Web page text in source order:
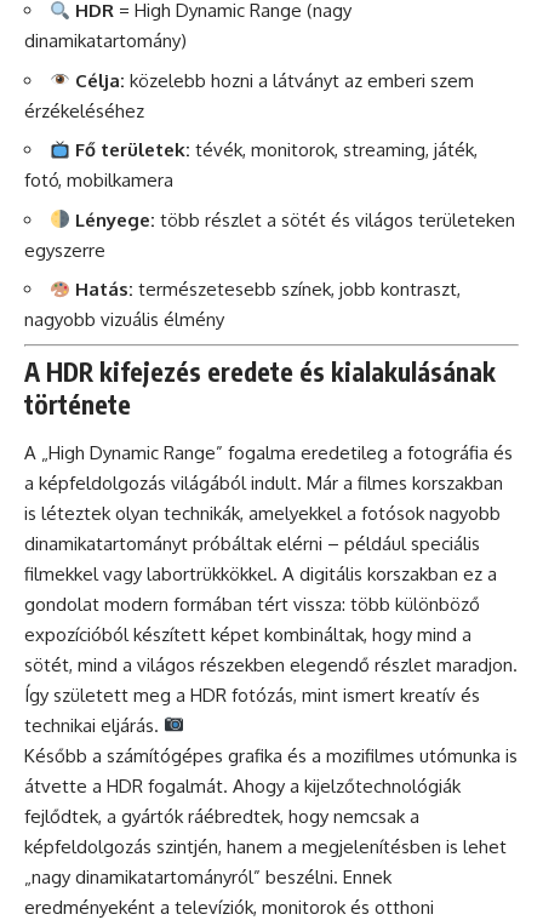
HDR = High Dynamic Range (nagy
dinamikatartomány)
Célja: közelebb hozni a látványt az emberi szem
érzékeléséhez
Fő területek: tévék, monitorok, streaming, játék,
fotó, mobilkamera
Lényege: több részlet a sötét és világos területeken
egyszerre
Hatás: természetesebb színek, jobb kontraszt,
nagyobb vizuális élmény
A HDR kifejezés eredete és kialakulásának
története
A „High Dynamic Range” fogalma eredetileg a fotográfia és
a képfeldolgozás világából indult. Már a filmes korszakban
is léteztek olyan technikák, amelyekkel a fotósok nagyobb
dinamikatartományt próbáltak elérni – például speciális
filmekkel vagy labortrükkökkel. A digitális korszakban ez a
gondolat modern formában tért vissza: több különböző
expozícióból készített képet kombináltak, hogy mind a
sötét, mind a világos részekben elegendő részlet maradjon.
Így született meg a HDR fotózás, mint ismert kreatív és
technikai eljárás.
Később a számítógépes grafika és a mozifilmes utómunka is
átvette a HDR fogalmát. Ahogy a kijelzőtechnológiák
fejlődtek, a gyártók ráébredtek, hogy nemcsak a
képfeldolgozás szintjén, hanem a megjelenítésben is lehet
„nagy dinamikatartományról” beszélni. Ennek
eredményeként a televíziók, monitorok és otthoni